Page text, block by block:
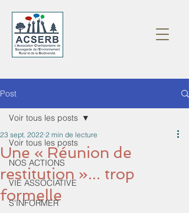
Post
Voir tous les posts
NOS ACTIONS
VIE ASSOCIATIVE
S'INFORMER
Voir tous les posts
Une « Réunion de
restitution »... trop
formelle
23 sept. 2022 2 min de lecture